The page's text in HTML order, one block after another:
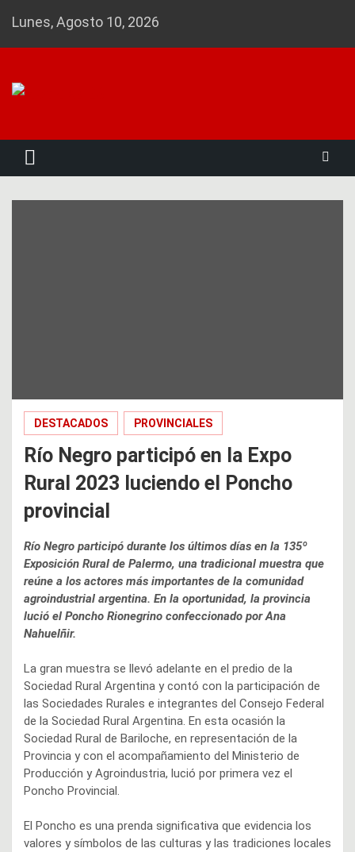
Lunes, Agosto 10, 2026
DESTACADOS PROVINCIALES
Río Negro participó en la Expo
Rural 2023 luciendo el Poncho
provincial
Río Negro participó durante los últimos días en la 135º
Exposición Rural de Palermo, una tradicional muestra que
reúne a los actores más importantes de la comunidad
agroindustrial argentina. En la oportunidad, la provincia
lució el Poncho Rionegrino confeccionado por Ana
Nahuelñir.
La gran muestra se llevó adelante en el predio de la
Sociedad Rural Argentina y contó con la participación de
las Sociedades Rurales e integrantes del Consejo Federal
de la Sociedad Rural Argentina. En esta ocasión la
Sociedad Rural de Bariloche, en representación de la
Provincia y con el acompañamiento del Ministerio de
Producción y Agroindustria, lució por primera vez el
Poncho Provincial.
El Poncho es una prenda significativa que evidencia los
valores y símbolos de las culturas y las tradiciones locales